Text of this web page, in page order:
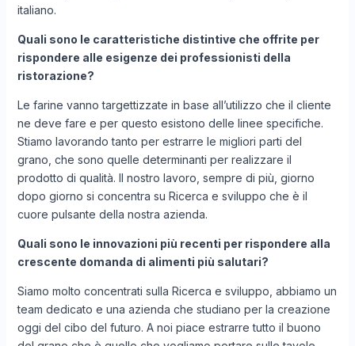
italiano.
Quali sono le caratteristiche distintive che offrite per
rispondere alle esigenze dei professionisti della
ristorazione?
Le farine vanno targettizzate in base all’utilizzo che il cliente
ne deve fare e per questo esistono delle linee specifiche.
Stiamo lavorando tanto per estrarre le migliori parti del
grano, che sono quelle determinanti per realizzare il
prodotto di qualità. Il nostro lavoro, sempre di più, giorno
dopo giorno si concentra su Ricerca e sviluppo che è il
cuore pulsante della nostra azienda.
Quali sono le innovazioni più recenti per rispondere alla
crescente domanda di alimenti più salutari?
Siamo molto concentrati sulla Ricerca e sviluppo, abbiamo un
team dedicato e una azienda che studiano per la creazione
oggi del cibo del futuro. A noi piace estrarre tutto il buono